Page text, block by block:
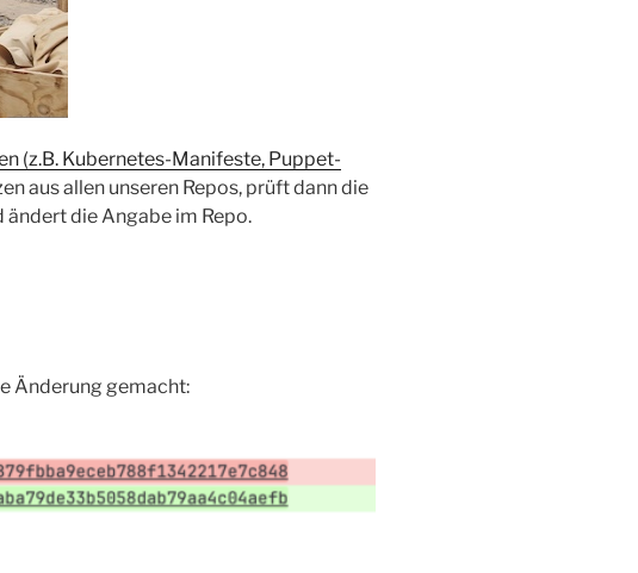
(z.B. Kubernetes-Manifeste, Puppet-
aus allen unseren Repos, prüft dann die
die Angabe im Repo.
Änderung gemacht: